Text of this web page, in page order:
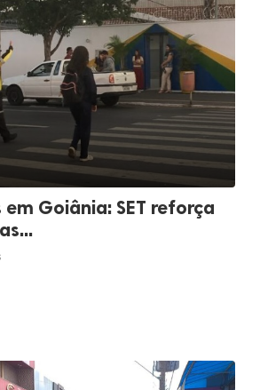
Goiânia: SET reforça